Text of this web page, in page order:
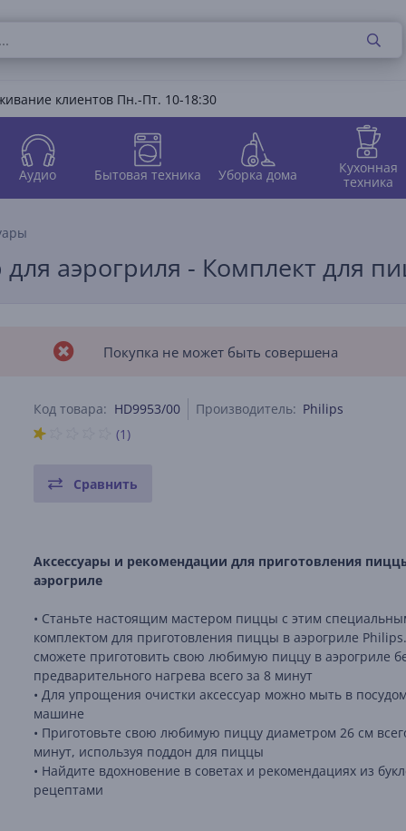
клиентов Пн.-Пт. 10-18:30
Аудио Бытовая техника Уборка дома
Кухонная
техника
для аэрогриля - Комплект для
Покупка не может быть совершена
Код товара: HD9953/00 Производитель: Philips
(1)
Сравнить
Аксессуары и рекомендации для приготовления
аэрогриле
• Станьте настоящим мастером пиццы с этим
комплектом для приготовления пиццы в аэрогриле
сможете приготовить свою любимую пиццу в аэрогриле
предварительного нагрева всего за 8 минут
• Для упрощения очистки аксессуар можно мыть в
машине
• Приготовьте свою любимую пиццу диаметром 26 см
минут, используя поддон для пиццы
• Найдите вдохновение в советах и ​​рекомендациях из
рецептами